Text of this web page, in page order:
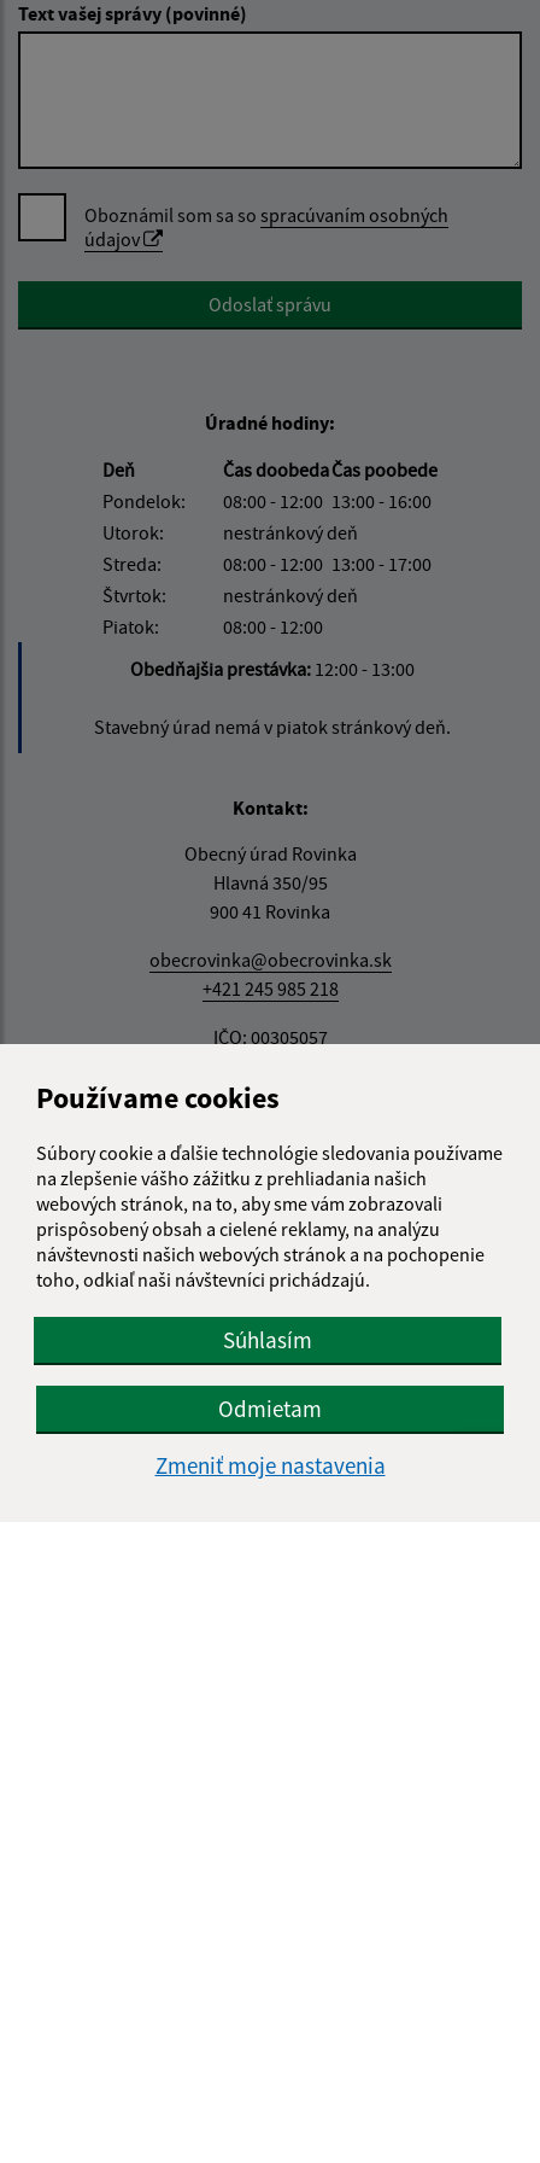
Používame cookies
Súbory cookie a ďalšie technológie sledovania používame
na zlepšenie vášho zážitku z prehliadania našich
webových stránok, na to, aby sme vám zobrazovali
prispôsobený obsah a cielené reklamy, na analýzu
návštevnosti našich webových stránok a na pochopenie
toho, odkiaľ naši návštevníci prichádzajú.
Súhlasím
Odmietam
Zmeniť moje nastavenia
Text vašej správy (povinné)
Oboznámil som sa so spracúvaním osobných
údajov
Google reCaptcha ResponseOdoslať správu
Úradné hodiny:
Deň
Čas doobedaČas poobede
Pondelok:
08:00 - 12:00 13:00 - 16:00
Utorok:
nestránkový deň
Streda:
08:00 - 12:00 13:00 - 17:00
Štvrtok:
nestránkový deň
Piatok:
08:00 - 12:00
Obedňajšia prestávka: 12:00 - 13:00
Stavebný úrad nemá v piatok stránkový deň.
Kontakt:
Obecný úrad Rovinka
Hlavná 350/95
900 41 Rovinka
obecrovinka@obecrovinka.sk
+421 245 985 218
IČO: 00305057